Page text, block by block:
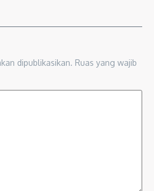
dipublikasikan. Ruas yang wajib